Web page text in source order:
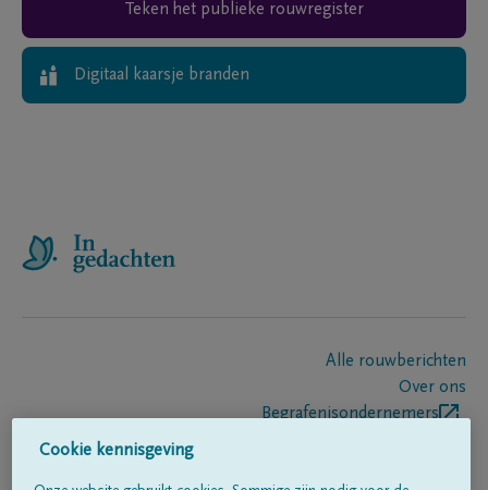
Teken het publieke rouwregister
Digitaal kaarsje branden
Alle rouwberichten
Over ons
Begrafenisondernemers
Cookie kennisgeving